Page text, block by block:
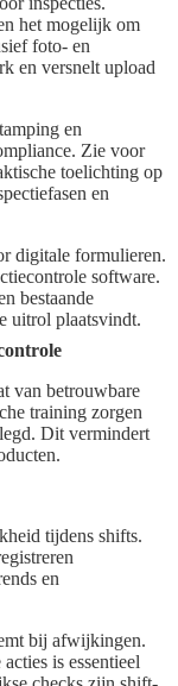
het mogelijk om
foto- en
en versnelt upload
en
Zie voor
toelichting op
en
digitale formulieren.
software.
bestaande
uitrol plaatsvindt.
van betrouwbare
training zorgen
Dit vermindert
tijdens shifts.
en
bij afwijkingen.
is essentieel